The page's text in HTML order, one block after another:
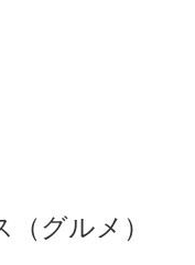
（グルメ）